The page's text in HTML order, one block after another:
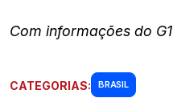
Com informações do G1
CATEGORIAS: BRASIL